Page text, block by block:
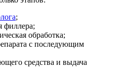
;
филлера;
обработка;
с последующим
средства и выдача